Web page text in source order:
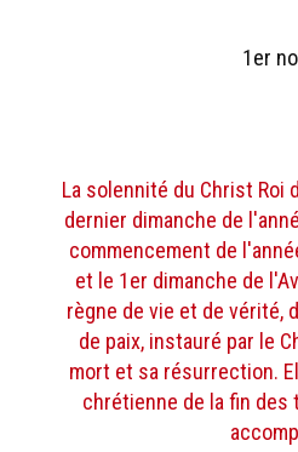
1er
La solennité du Christ Roi
dernier dimanche de
commencement de
et le 1er dimanche de
règne de vie et de vérité,
de paix, instauré par le
mort et sa résurrection.
chrétienne de la fin des